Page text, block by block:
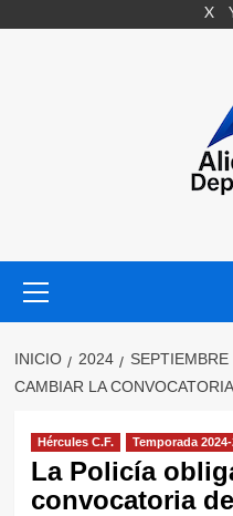
X
primario
INICIO 2024 SEPTIEMBRE
CAMBIAR LA
Hércules C.F. Temporada 2024-
La Policía
convocatoria